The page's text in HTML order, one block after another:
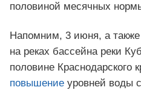
половиной месячных
Напомним, 3 июня, а
на реках бассейна реки
половине Краснодарского
повышение уровней воды